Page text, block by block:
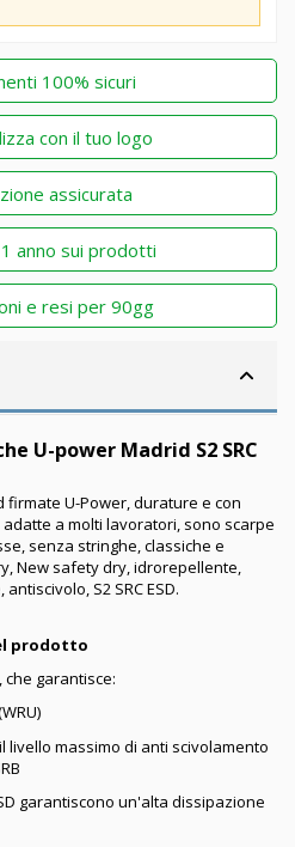
100% sicuri
con il tuo logo
assicurata
anno sui prodotti
e resi per 90gg
U-power Madrid S2 SRC
U-Power, durature e con
a molti lavoratori, sono scarpe
senza stringhe, classiche e
New safety dry, idrorepellente,
S2 SRC ESD.
prodotto
che garantisce:
livello massimo di anti scivolamento
garantiscono un'alta dissipazione